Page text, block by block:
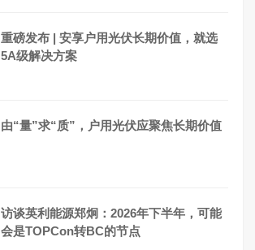
重磅发布 | 安享户用光伏长期价值，就选
5A级解决方案
由“量”求“质”，户用光伏应聚焦长期价值
访谈英利能源郑炯：2026年下半年，可能
会是TOPCon转BC的节点